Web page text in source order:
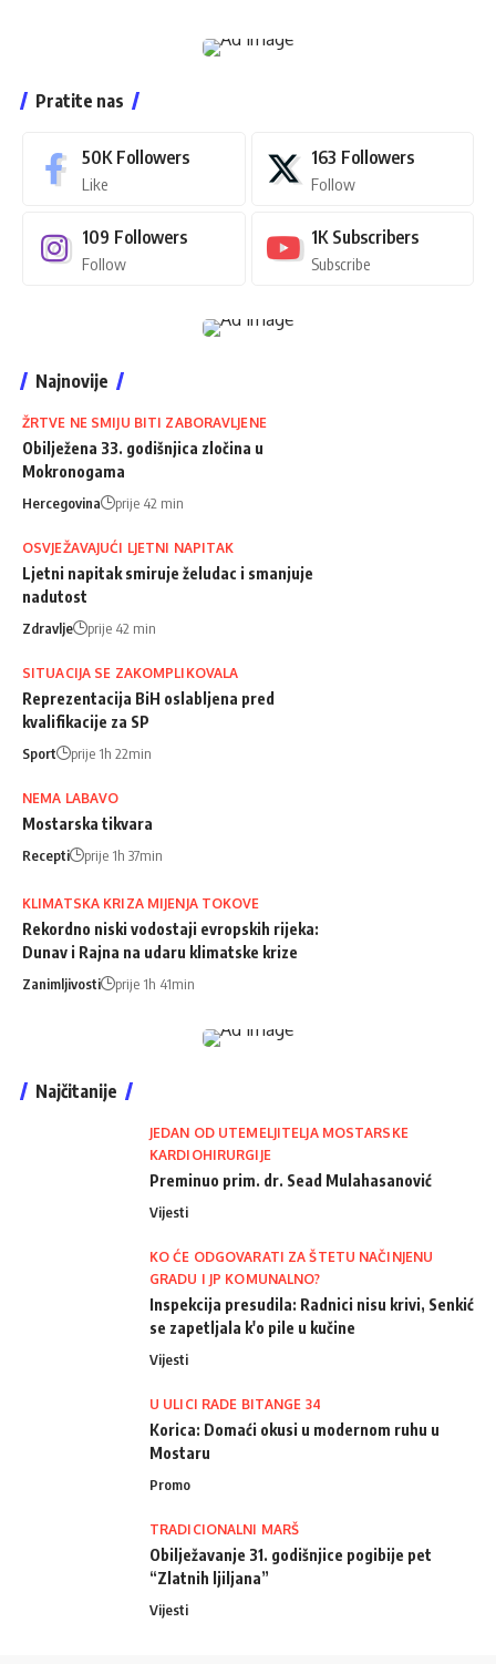
Pratite nas
50K Followers
Like
163 Followers
Follow
109 Followers
Follow
1K Subscribers
Subscribe
Najnovije
ŽRTVE NE SMIJU BITI ZABORAVLJENE
Obilježena 33. godišnjica zločina u
Mokronogama
Hercegovina prije 42 min
OSVJEŽAVAJUĆI LJETNI NAPITAK
Ljetni napitak smiruje želudac i smanjuje
nadutost
Zdravlje prije 42 min
SITUACIJA SE ZAKOMPLIKOVALA
Reprezentacija BiH oslabljena pred
kvalifikacije za SP
Sport prije 1h 22min
NEMA LABAVO
Mostarska tikvara
Recepti prije 1h 37min
KLIMATSKA KRIZA MIJENJA TOKOVE
Rekordno niski vodostaji evropskih rijeka:
Dunav i Rajna na udaru klimatske krize
Zanimljivosti prije 1h 41min
Najčitanije
JEDAN OD UTEMELJITELJA MOSTARSKE
KARDIOHIRURGIJE
Preminuo prim. dr. Sead Mulahasanović
Vijesti
KO ĆE ODGOVARATI ZA ŠTETU NAČINJENU
GRADU I JP KOMUNALNO?
Inspekcija presudila: Radnici nisu krivi, Senkić
se zapetljala k'o pile u kučine
Vijesti
U ULICI RADE BITANGE 34
Korica: Domaći okusi u modernom ruhu u
Mostaru
Promo
TRADICIONALNI MARŠ
Obilježavanje 31. godišnjice pogibije pet
“Zlatnih ljiljana”
Vijesti